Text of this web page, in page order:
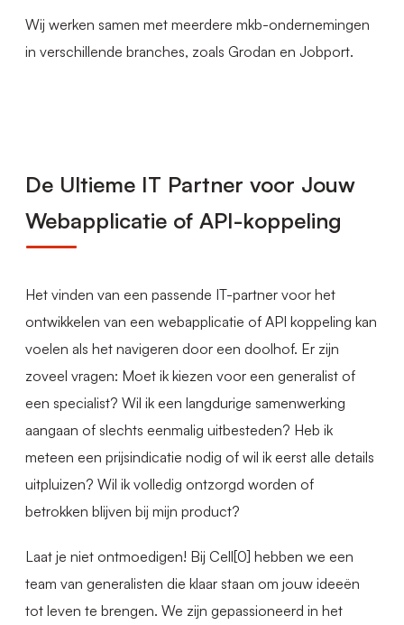
Wij werken samen met meerdere mkb-ondernemingen
in verschillende branches, zoals Grodan en Jobport.
De Ultieme IT Partner voor Jouw
Webapplicatie of API-koppeling
Het vinden van een passende IT-partner voor het
ontwikkelen van een webapplicatie of API koppeling kan
voelen als het navigeren door een doolhof. Er zijn
zoveel vragen: Moet ik kiezen voor een generalist of
een specialist? Wil ik een langdurige samenwerking
aangaan of slechts eenmalig uitbesteden? Heb ik
meteen een prijsindicatie nodig of wil ik eerst alle details
uitpluizen? Wil ik volledig ontzorgd worden of
betrokken blijven bij mijn product?
Laat je niet ontmoedigen! Bij Cell[0] hebben we een
team van generalisten die klaar staan om jouw ideeën
tot leven te brengen. We zijn gepassioneerd in het